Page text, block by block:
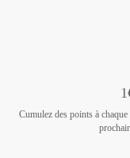
Cumulez des points à